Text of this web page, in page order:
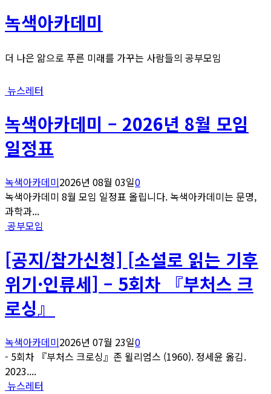
녹색아카데미
더 나은 앎으로 푸른 미래를 가꾸는 사람들의 공부모임
뉴스레터
녹색아카데미 – 2026년 8월 모임
일정표
녹색아카데미2026년 08월 03일0
녹색아카데미 8월 모임 일정표 올립니다. 녹색아카데미는 문명,
과학과...
공부모임
[공지/참가신청] [소설로 읽는 기후
위기·인류세] – 5회차 『부처스 크
로싱』
녹색아카데미2026년 07월 23일0
- 5회차 『부처스 크로싱』존 윌리엄스 (1960). 정세윤 옮김.
2023....
뉴스레터